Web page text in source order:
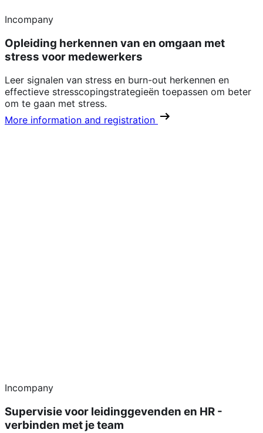
Incompany
Opleiding herkennen van en omgaan met
stress voor medewerkers
Leer signalen van stress en burn-out herkennen en
effectieve stresscopingstrategieën toepassen om beter
om te gaan met stress.
More information and registration
Incompany
Supervisie voor leidinggevenden en HR -
verbinden met je team